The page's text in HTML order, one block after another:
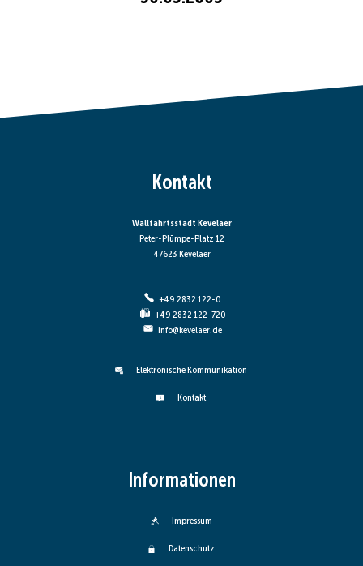
Kontakt
Wallfahrtsstadt Kevelaer
Peter-Plümpe-Platz 12
47623 Kevelaer
+49 2832 122-0
+49 2832 122-720
info@kevelaer.de
Elektronische Kommunikation
Kontakt
Informationen
Impressum
Datenschutz